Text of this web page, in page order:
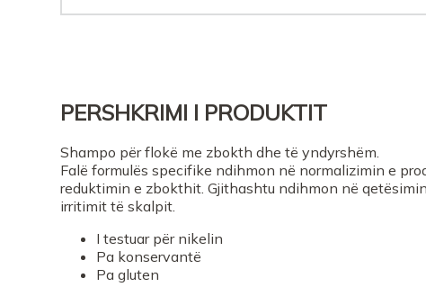
PERSHKRIMI I PRODUKTIT
Shampo për flokë me zbokth dhe të yndyrshëm.
Falë formulës specifike ndihmon në normalizimin e
reduktimin e zbokthit. Gjithashtu ndihmon në
irritimit të skalpit.
I testuar për nikelin
Pa konservantë
Pa gluten